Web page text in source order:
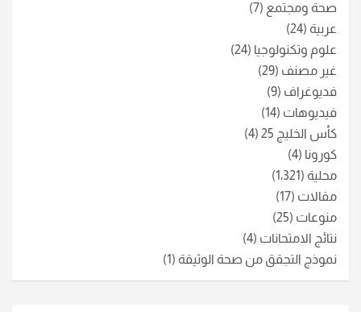
صحة ومجتمع (7)
عربية (24)
علوم وتكنولوجيا (24)
غير مصنف (29)
فديوغراف (9)
فيديوهات (14)
كأس الخليج 25
(4)
كورونا (4)
محلية (1٬321)
مقالات (17)
منوعات (25)
نتائج الامتحانات (4)
نموذج التجقق من صحة الوثيقة (1)